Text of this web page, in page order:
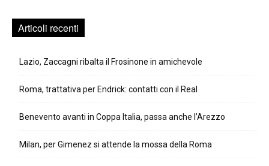
Articoli recenti
Lazio, Zaccagni ribalta il Frosinone in amichevole
Roma, trattativa per Endrick: contatti con il Real
Benevento avanti in Coppa Italia, passa anche l’Arezzo
Milan, per Gimenez si attende la mossa della Roma